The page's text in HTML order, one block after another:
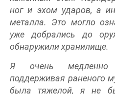
ног и эхом ударов, а
металла. Это могло
уже добрались до
обнаружили хранилище.
Я очень медленно
поддерживая раненого
была тяжелой, я не